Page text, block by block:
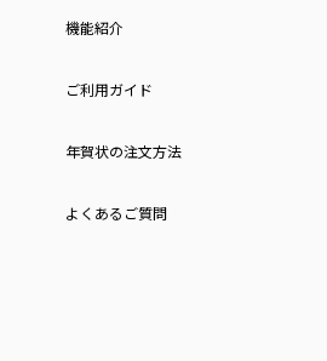
機能紹介
ご利用ガイド
年賀状の注文方法
よくあるご質問